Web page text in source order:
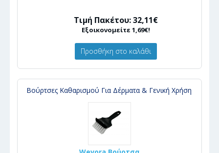
Τιμή Πακέτου: 32,11€
Εξοικονομείτε 1,69€!
Προσθήκη στο καλάθι
Βούρτσες Καθαρισμού Για Δέρματα & Γενική Χρήση